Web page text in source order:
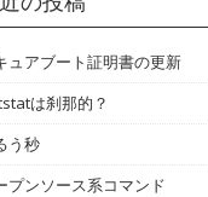
ュアブート証明書の更新
は刹那的？
う秒
プンソース系コマンド